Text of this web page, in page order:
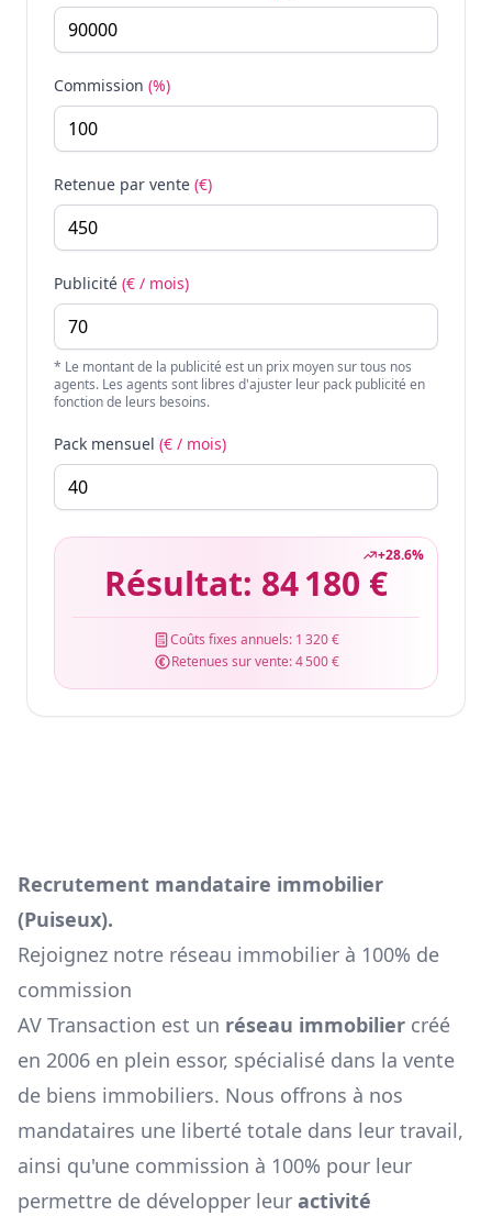
Commission (%)
Retenue par vente (€)
Publicité (€ / mois)
* Le montant de la publicité est un prix moyen sur tous nos
agents. Les agents sont libres d'ajuster leur pack publicité en
fonction de leurs besoins.
Pack mensuel (€ / mois)
+28.6%
Résultat: 84 180 €
Coûts fixes annuels: 1 320 €
Retenues sur vente:4 500 €
Recrutement mandataire immobilier
(Puiseux).
Rejoignez notre réseau immobilier à 100% de
commission
AV Transaction est un réseau immobilier créé
en 2006 en plein essor, spécialisé dans la vente
de biens immobiliers. Nous offrons à nos
mandataires une liberté totale dans leur travail,
ainsi qu'une commission à 100% pour leur
permettre de développer leur activité